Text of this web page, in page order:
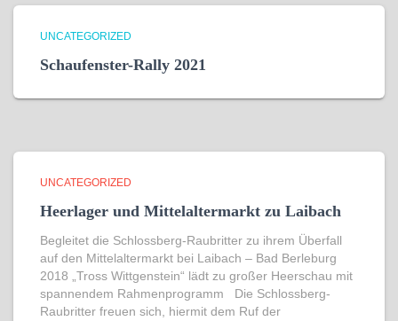
UNCATEGORIZED
Schaufenster-Rally 2021
UNCATEGORIZED
Heerlager und Mittelaltermarkt zu Laibach
Begleitet die Schlossberg-Raubritter zu ihrem Überfall
auf den Mittelaltermarkt bei Laibach – Bad Berleburg
2018 „Tross Wittgenstein“ lädt zu großer Heerschau mit
spannendem Rahmenprogramm Die Schlossberg-
Raubritter freuen sich, hiermit dem Ruf der